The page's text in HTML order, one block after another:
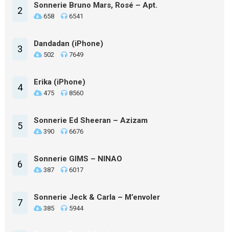
2 Sonnerie Bruno Mars, Rosé – Apt.
658 6541
3 Dandadan (iPhone)
502 7649
4 Erika (iPhone)
475 8560
5 Sonnerie Ed Sheeran – Azizam
390 6676
6 Sonnerie GIMS – NINAO
387 6017
7 Sonnerie Jeck & Carla – M’envoler
385 5944